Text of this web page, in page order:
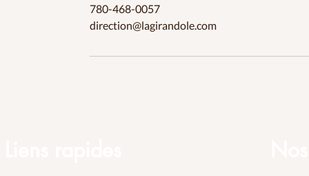
780-468-0057
direction@lagirandole.com